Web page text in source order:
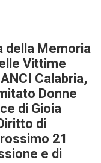
della Memoria
Vittime
Calabria,
Donne
di Gioia
di
21
e di